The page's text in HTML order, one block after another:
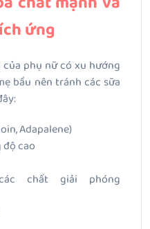
ứng
phụ nữ có xu hướng
bầu nên tránh các sữa
Adapalene)
độ cao
chất giải phóng